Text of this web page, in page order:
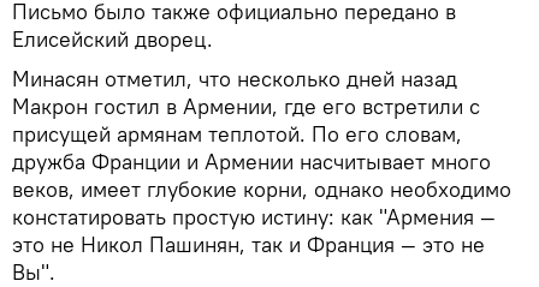
Письмо было также официально передано в
Елисейский дворец.
Минасян отметил, что несколько дней назад
Макрон гостил в Армении, где его встретили с
присущей армянам теплотой. По его словам,
дружба Франции и Армении насчитывает много
веков, имеет глубокие корни, однако необходимо
констатировать простую истину: как "Армения —
это не Никол Пашинян, так и Франция — это не
Вы".